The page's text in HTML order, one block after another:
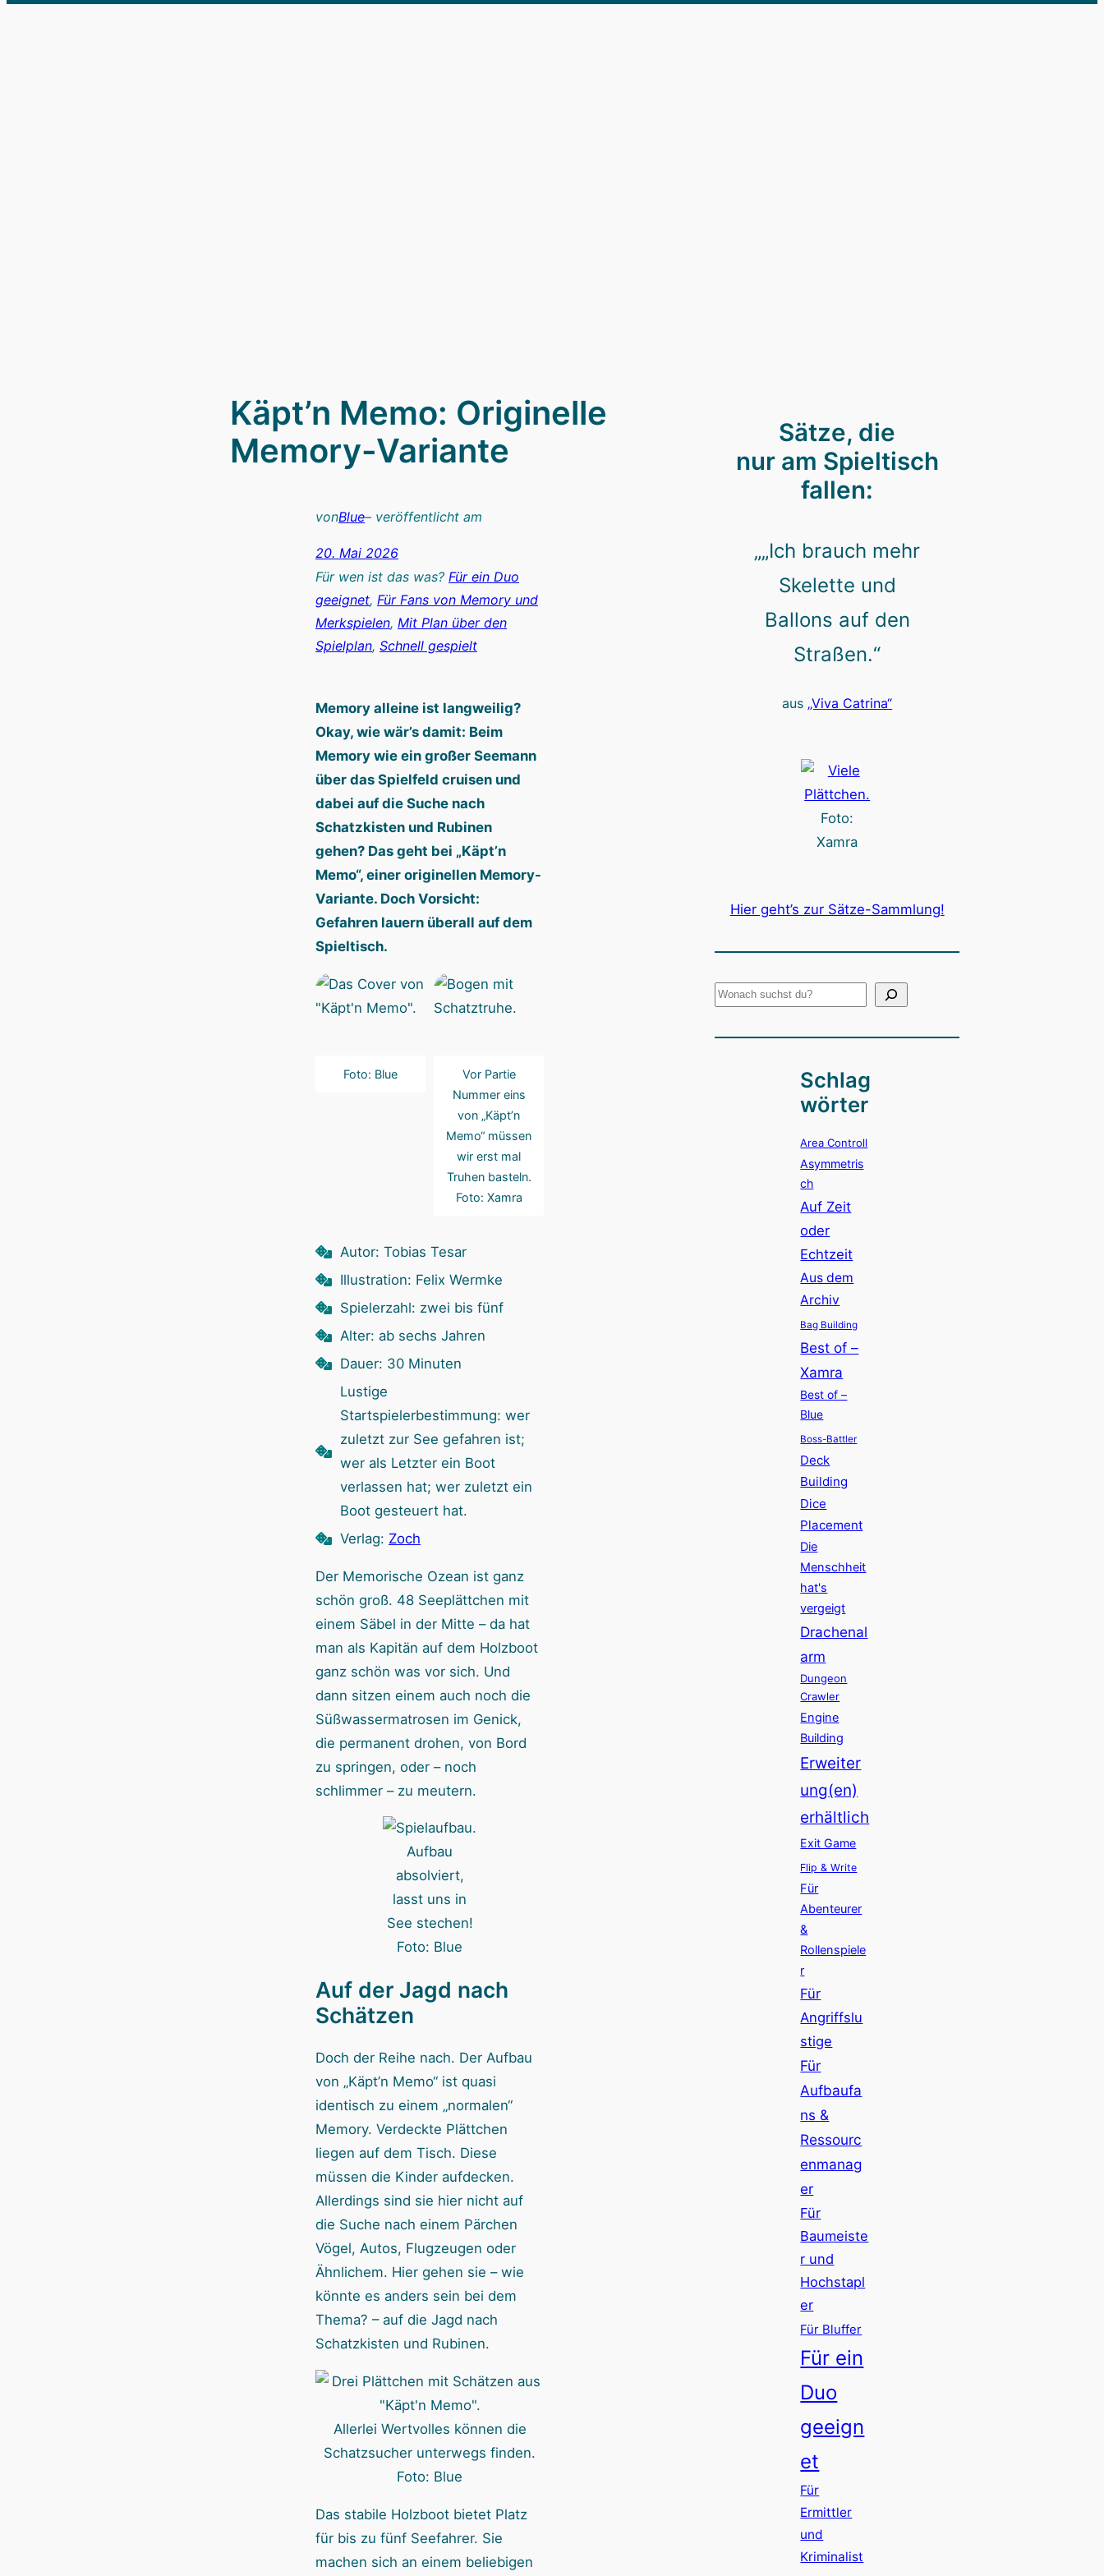
Käpt’n Memo: Originelle
Memory-Variante
vonBlue– veröffentlicht am
20. Mai 2026
Für wen ist das was? Für ein Duo
geeignet, Für Fans von Memory und
Merkspielen, Mit Plan über den
Spielplan, Schnell gespielt
Memory alleine ist langweilig?
Okay, wie wär’s damit: Beim
Memory wie ein großer Seemann
über das Spielfeld cruisen und
dabei auf die Suche nach
Schatzkisten und Rubinen
gehen? Das geht bei „Käpt’n
Memo“, einer originellen Memory-
Variante. Doch Vorsicht:
Gefahren lauern überall auf dem
Spieltisch.
Foto: Blue
Vor Partie
Nummer eins
von „Käpt’n
Memo“ müssen
wir erst mal
Truhen basteln.
Foto: Xamra
Autor: Tobias Tesar
Illustration: Felix Wermke
Spielerzahl: zwei bis fünf
Alter: ab sechs Jahren
Dauer: 30 Minuten
Lustige
Startspielerbestimmung: wer
zuletzt zur See gefahren ist;
wer als Letzter ein Boot
verlassen hat; wer zuletzt ein
Boot gesteuert hat.
Verlag: Zoch
Der Memorische Ozean ist ganz
schön groß. 48 Seeplättchen mit
einem Säbel in der Mitte – da hat
man als Kapitän auf dem Holzboot
ganz schön was vor sich. Und
dann sitzen einem auch noch die
Süßwassermatrosen im Genick,
die permanent drohen, von Bord
zu springen, oder – noch
schlimmer – zu meutern.
Aufbau
absolviert,
lasst uns in
See stechen!
Foto: Blue
Auf der Jagd nach
Schätzen
Doch der Reihe nach. Der Aufbau
von „Käpt’n Memo“ ist quasi
identisch zu einem „normalen“
Memory. Verdeckte Plättchen
liegen auf dem Tisch. Diese
müssen die Kinder aufdecken.
Allerdings sind sie hier nicht auf
die Suche nach einem Pärchen
Vögel, Autos, Flugzeugen oder
Ähnlichem. Hier gehen sie – wie
könnte es anders sein bei dem
Thema? – auf die Jagd nach
Schatzkisten und Rubinen.
Allerlei Wertvolles können die
Schatzsucher unterwegs finden.
Foto: Blue
Das stabile Holzboot bietet Platz
für bis zu fünf Seefahrer. Sie
machen sich an einem beliebigen
Sätze, die
nur am Spieltisch
fallen:
„„Ich brauch mehr
Skelette und
Ballons auf den
Straßen.“
aus „Viva Catrina“
Foto:
Xamra
Hier geht’s zur Sätze-Sammlung!
S
c
Schlag
wörter
Area Controll
Asymmetris
ch
Auf Zeit
oder
Echtzeit
Aus dem
Archiv
Bag Building
Best of –
Xamra
Best of –
Blue
Boss-Battler
Deck
Building
Dice
Placement
Die
Menschheit
hat's
vergeigt
Drachenal
arm
Dungeon
Crawler
Engine
Building
Erweiter
ung(en)
erhältlich
Exit Game
Flip & Write
Für
Abenteurer
&
Rollenspiele
r
Für
Angriffslu
stige
Für
Aufbaufa
ns &
Ressourc
enmanag
er
Für
Baumeiste
r und
Hochstapl
er
Für Bluffer
Für ein
Duo
geeign
et
Für
Ermittler
und
Kriminalist